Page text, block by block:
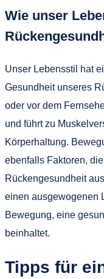
Wie unser
Unser Lebensstil hat
Gesundheit unseres
oder vor dem
und führt zu
Körperhaltung.
ebenfalls Faktoren,
Rückengesundheit
einen ausgewogenen
Bewegung, eine
beinhaltet.
Tipps für